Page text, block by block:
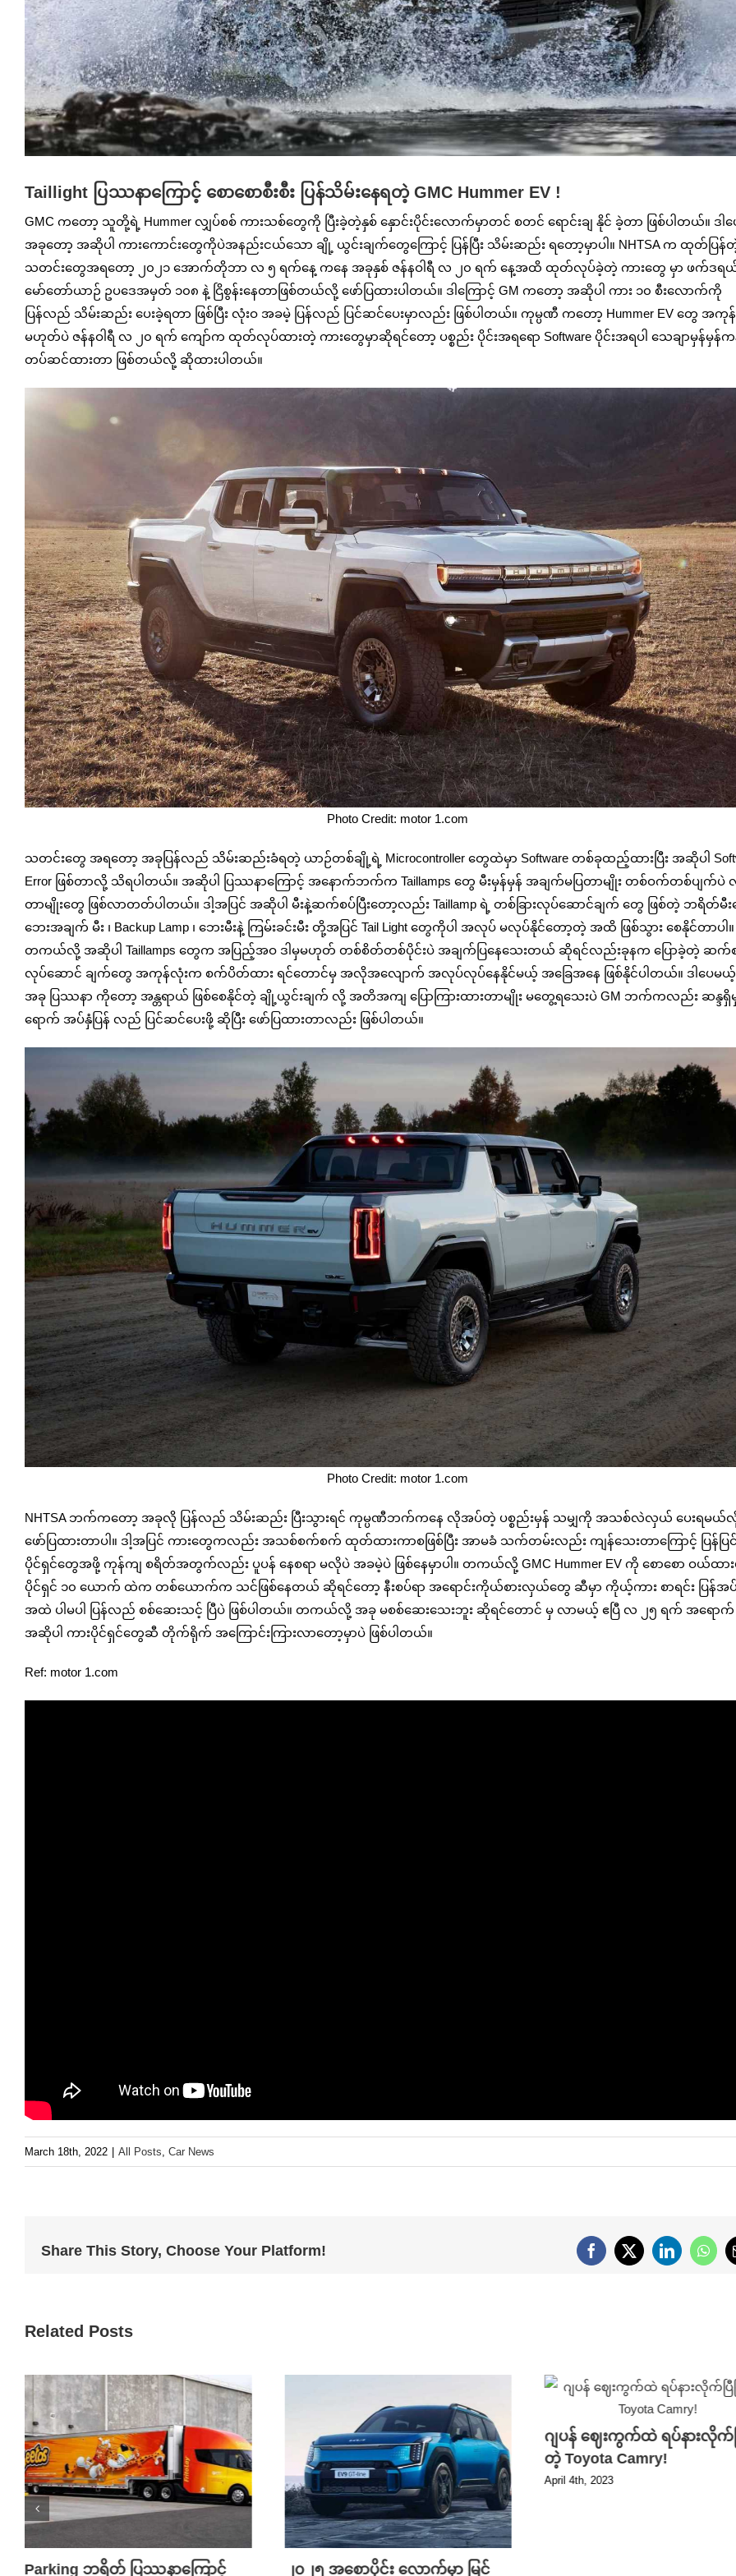
Taillight ပြဿနာကြောင့် စောစောစီးစီး ပြန်သိမ်းနေရတဲ့ GMC Hummer EV !
GMC ကတော့ သူတို့ရဲ့ Hummer လျှပ်စစ် ကားသစ်တွေကို ပြီးခဲ့တဲ့နှစ် နှောင်းပိုင်းလောက်မှာတင် စတင် ရောင်းချ နိုင် ခဲ့တာ ဖြစ်ပါတယ်။ ဒါ
အခုတော့ အဆိုပါ ကားကောင်းတွေကိုပဲအနည်းငယ်သော ချို့ ယွင်းချက်တွေကြောင့် ပြန်ပြီး သိမ်းဆည်း ရတော့မှာပါ။ NHTSA က ထုတ်ပြန်
သတင်းတွေအရတော့ ၂၀၂၁ အောက်တိုဘာ လ ၅ ရက်နေ့ ကနေ အခုနှစ် ဇန်နဝါရီ လ ၂၀ ရက် နေ့အထိ ထုတ်လုပ်ခဲ့တဲ့ ကားတွေ မှာ ဖက်ဒရ
မော်တော်ယာဉ် ဥပဒေအမှတ် ၁၀၈ နဲ့ ငြိစွန်းနေတာဖြစ်တယ်လို့ ဖော်ပြထားပါတယ်။ ဒါကြောင့် GM ကတော့ အဆိုပါ ကား ၁၀ စီးလောက်ကို
ပြန်လည် သိမ်းဆည်း ပေးခဲ့ရတာ ဖြစ်ပြီး လုံးဝ အခမဲ့ ပြန်လည် ပြင်ဆင်ပေးမှာလည်း ဖြစ်ပါတယ်။ ကုမ္ပဏီ ကတော့ Hummer EV တွေ အကု
မဟုတ်ပဲ ဇန်နဝါရီ လ ၂၀ ရက် ကျော်က ထုတ်လုပ်ထားတဲ့ ကားတွေမှာဆိုရင်တော့ ပစ္စည်း ပိုင်းအရရော Software ပိုင်းအရပါ သေချာမှန်မှန်
တပ်ဆင်ထားတာ ဖြစ်တယ်လို့ ဆိုထားပါတယ်။
Photo Credit: motor 1.com
သတင်းတွေ အရတော့ အခုပြန်လည် သိမ်းဆည်းခံရတဲ့ ယာဉ်တစ်ချို့ရဲ့ Microcontroller တွေထဲမှာ Software တစ်ခုထည့်ထားပြီး အဆိုပါ
Error ဖြစ်တာလို့ သိရပါတယ်။ အဆိုပါ ပြဿနာကြောင့် အနောက်ဘက်က Taillamps တွေ မီးမှန်မှန် အချက်မပြတာမျိုး တစ်ဝက်တစ်ပျက်ပဲ
တာမျိုးတွေ ဖြစ်လာတတ်ပါတယ်။ ဒါ့အပြင် အဆိုပါ မီးနဲ့ဆက်စပ်ပြီးတော့လည်း Taillamp ရဲ့ တစ်ခြားလုပ်ဆောင်ချက် တွေ ဖြစ်တဲ့ ဘရိတ်မီး
ဘေးအချက် မီး ၊ Backup Lamp ၊ ဘေးမီးနဲ့ ကြမ်းခင်းမီး တို့အပြင် Tail Light တွေကိုပါ အလုပ် မလုပ်နိုင်တော့တဲ့ အထိ ဖြစ်သွား စေနိုင်တာပါ။
တကယ်လို့ အဆိုပါ Taillamps တွေက အပြည့်အဝ ဒါမှမဟုတ် တစ်စိတ်တစ်ပိုင်းပဲ အချက်ပြနေသေးတယ် ဆိုရင်လည်းခုနက ပြောခဲ့တဲ့ ဆက်
လုပ်ဆောင် ချက်တွေ အကုန်လုံးက စက်ပိတ်ထား ရင်တောင်မှ အလိုအလျောက် အလုပ်လုပ်နေနိုင်မယ့် အခြေအနေ ဖြစ်နိုင်ပါတယ်။ ဒါပေမ
အခု ပြဿနာ ကိုတော့ အန္တရာယ် ဖြစ်စေနိုင်တဲ့ ချို့ယွင်းချက် လို့ အတိအကျ ပြောကြားထားတာမျိုး မတွေ့ရသေးပဲ GM ဘက်ကလည်း ဆန္ဒရှိ
ရောက် အပ်နှံပြန် လည် ပြင်ဆင်ပေးဖို့ ဆိုပြီး ဖော်ပြထားတာလည်း ဖြစ်ပါတယ်။
Photo Credit: motor 1.com
NHTSA ဘက်ကတော့ အခုလို ပြန်လည် သိမ်းဆည်း ပြီးသွားရင် ကုမ္ပဏီဘက်ကနေ လိုအပ်တဲ့ ပစ္စည်းမှန် သမျှကို အသစ်လဲလှယ် ပေးရမယ်
ဖော်ပြထားတာပါ။ ဒါ့အပြင် ကားတွေကလည်း အသစ်စက်စက် ထုတ်ထားကာစဖြစ်ပြီး အာမခံ သက်တမ်းလည်း ကျန်သေးတာကြောင့် ပြန်ပြ
ပိုင်ရှင်တွေအဖို့ ကုန်ကျ စရိတ်အတွက်လည်း ပူပန် နေစရာ မလိုပဲ အခမဲ့ပဲ ဖြစ်နေမှာပါ။ တကယ်လို့ GMC Hummer EV ကို စောစော ဝယ်ထာ
ပိုင်ရှင် ၁၀ ယောက် ထဲက တစ်ယောက်က သင်ဖြစ်နေတယ် ဆိုရင်တော့ နီးစပ်ရာ အရောင်းကိုယ်စားလှယ်တွေ ဆီမှာ ကိုယ့်ကား စာရင်း ပြန်အ
အထဲ ပါမပါ ပြန်လည် စစ်ဆေးသင့် ပြီပဲ ဖြစ်ပါတယ်။ တကယ်လို့ အခု မစစ်ဆေးသေးဘူး ဆိုရင်တောင် မှ လာမယ့် ဧပြီ လ ၂၅ ရက် အရောက်
အဆိုပါ ကားပိုင်ရှင်တွေဆီ တိုက်ရိုက် အကြောင်းကြားလာတော့မှာပဲ ဖြစ်ပါတယ်။
Ref: motor 1.com
March 18th, 2022 All Posts, Car News
Share This Story, Choose Your Platform! Facebook
X LinkedIn
Related Posts
Parking ဘရိတ် ပြဿနာကြောင့် ၂၀၂၅ အစောပိုင်း လောက်မှာ မြင်
ဂျပန် ဈေးကွက်ထဲ ရပ်နားလိုက်ပ
တဲ့ Toyota Camry!
April 4th, 2023